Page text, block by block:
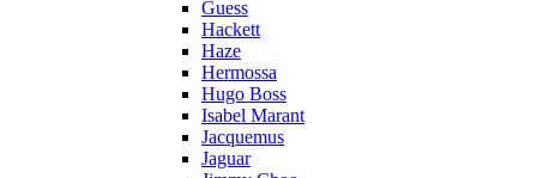
Guess
Hackett
Haze
Hermossa
Hugo Boss
Isabel Marant
Jacquemus
Jaguar